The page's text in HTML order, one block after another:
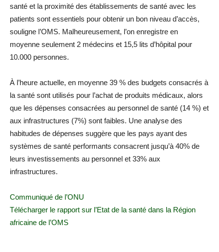
santé et la proximité des établissements de santé avec les
patients sont essentiels pour obtenir un bon niveau d’accès,
souligne l’OMS. Malheureusement, l’on enregistre en
moyenne seulement 2 médecins et 15,5 lits d’hôpital pour
10.000 personnes.
À l’heure actuelle, en moyenne 39 % des budgets consacrés à
la santé sont utilisés pour l’achat de produits médicaux, alors
que les dépenses consacrées au personnel de santé (14 %) et
aux infrastructures (7%) sont faibles. Une analyse des
habitudes de dépenses suggère que les pays ayant des
systèmes de santé performants consacrent jusqu’à 40% de
leurs investissements au personnel et 33% aux
infrastructures.
Communiqué de l’ONU
Télécharger le rapport sur l’Etat de la santé dans la Région
africaine de l’OMS